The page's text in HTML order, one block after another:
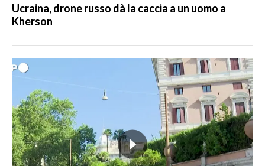
Ucraina, drone russo dà la caccia a un uomo a
Kherson